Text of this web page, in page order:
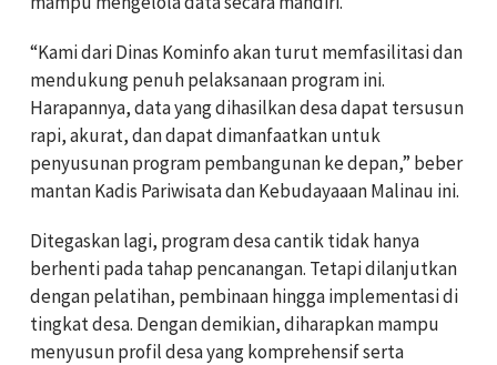
“Kami dari Dinas Kominfo akan turut memfasilitasi dan
mendukung penuh pelaksanaan program ini.
Harapannya, data yang dihasilkan desa dapat tersusun
rapi, akurat, dan dapat dimanfaatkan untuk
penyusunan program pembangunan ke depan,” beber
mantan Kadis Pariwisata dan Kebudayaaan Malinau ini.
Ditegaskan lagi, program desa cantik tidak hanya
berhenti pada tahap pencanangan. Tetapi dilanjutkan
dengan pelatihan, pembinaan hingga implementasi di
tingkat desa. Dengan demikian, diharapkan mampu
menyusun profil desa yang komprehensif serta